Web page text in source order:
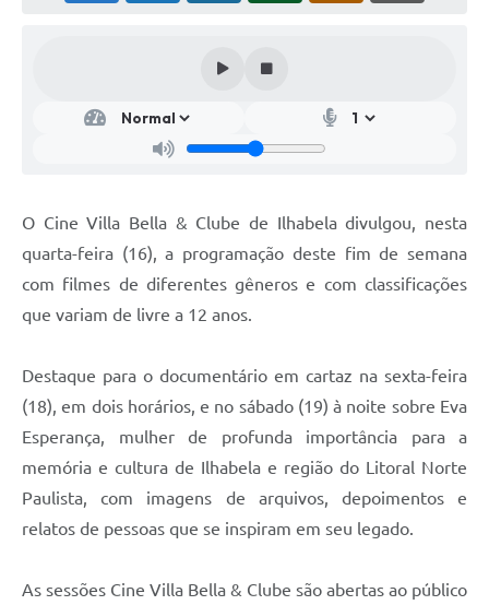
O Cine Villa Bella & Clube de Ilhabela divulgou, nesta
quarta-feira (16), a programação deste fim de semana
com filmes de diferentes gêneros e com classificações
que variam de livre a 12 anos.
Destaque para o documentário em cartaz na sexta-feira
(18), em dois horários, e no sábado (19) à noite sobre Eva
Esperança, mulher de profunda importância para a
memória e cultura de Ilhabela e região do Litoral Norte
Paulista, com imagens de arquivos, depoimentos e
relatos de pessoas que se inspiram em seu legado.
As sessões Cine Villa Bella & Clube são abertas ao público